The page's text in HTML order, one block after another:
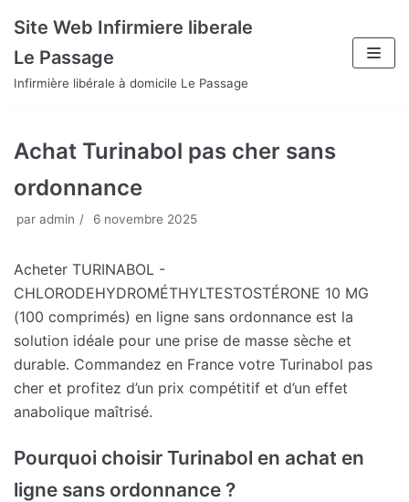
Aller
contenu
Site Web Infirmiere liberale
Le Passage
Infirmière libérale à domicile Le Passage
Achat Turinabol pas cher sans
ordonnance
par admin 6 novembre 2025
Acheter TURINABOL -
CHLORODEHYDROMÉTHYLTESTOSTÉRONE 10 MG
(100 comprimés) en ligne sans ordonnance est la
solution idéale pour une prise de masse sèche et
durable. Commandez en France votre Turinabol pas
cher et profitez d’un prix compétitif et d’un effet
anabolique maîtrisé.
Pourquoi choisir Turinabol en achat en
ligne sans ordonnance ?